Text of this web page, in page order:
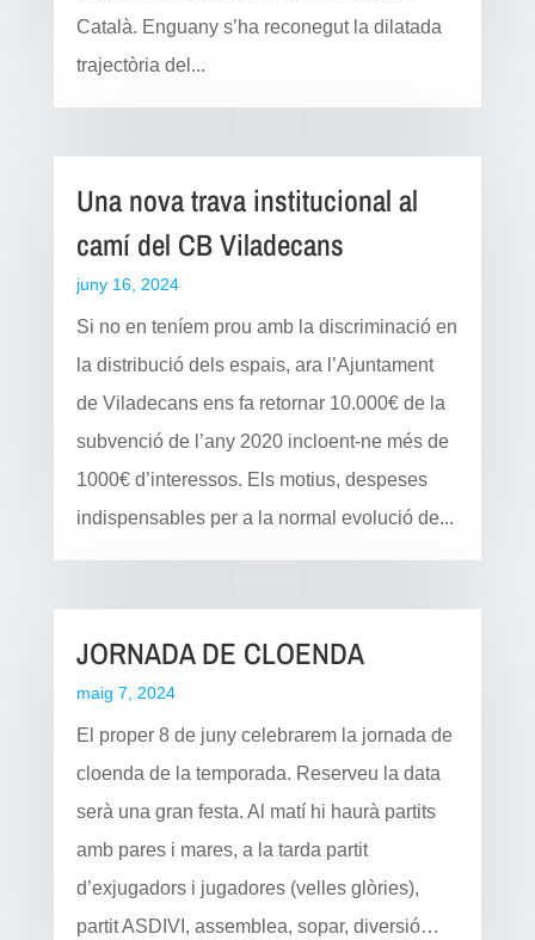
Català. Enguany s’ha reconegut la dilatada
trajectòria del...
Una nova trava institucional al
camí del CB Viladecans
juny 16, 2024
Si no en teníem prou amb la discriminació en
la distribució dels espais, ara l’Ajuntament
de Viladecans ens fa retornar 10.000€ de la
subvenció de l’any 2020 incloent-ne més de
1000€ d’interessos. Els motius, despeses
indispensables per a la normal evolució de...
JORNADA DE CLOENDA
maig 7, 2024
El proper 8 de juny celebrarem la jornada de
cloenda de la temporada. Reserveu la data
serà una gran festa. Al matí hi haurà partits
amb pares i mares, a la tarda partit
d’exjugadors i jugadores (velles glòries),
partit ASDIVI, assemblea, sopar, diversió…